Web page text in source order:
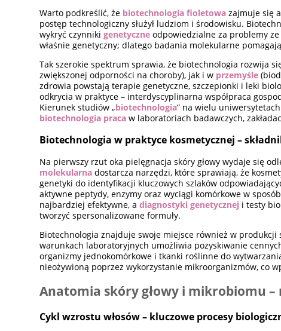
Warto podkreślić, że biotechnologia fioletowa zajmuje się
postęp technologiczny służył ludziom i środowisku.
wykryć czynnikigenetyczne odpowiedzialne za problemy
właśnie genetyczny; dlatego badania molekularne
Tak szerokie spektrum sprawia, że biotechnologia rozwija
zwiększonej odporności na choroby), jak i w przemyśle
zdrowia powstają terapie genetyczne, szczepionki i leki
odkrycia w praktyce – interdyscyplinarna współpraca
Kierunek studiów „biotechnologia” na wielu
biotechnologia praca w laboratoriach badawczych,
Biotechnologia w praktyce kosmetycznej –
Na pierwszy rzut oka pielęgnacja skóry głowy wydaje się
molekularna dostarcza narzędzi, które sprawiają, że
genetyki do identyfikacji kluczowych szlaków
aktywne peptydy, enzymy oraz wyciągi komórkowe w
najbardziej efektywne, adiagnostyki genetycznej i testy
tworzyć spersonalizowane formuły.
Biotechnologia znajduje swoje miejsce również w
warunkach laboratoryjnych umożliwia pozyskiwanie
organizmy jednokomórkowe i tkanki roślinne do
nieożywioną poprzez wykorzystanie mikroorganizmów, co
Anatomia skóry głowy i mikrobiomu
Cykl wzrostu włosów – kluczowe procesy